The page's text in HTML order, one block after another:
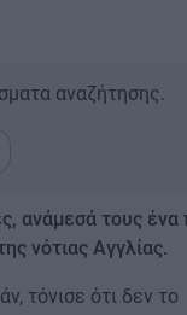
αναζήτησης.
ανάμεσά τους ένα
νότιας Αγγλίας.
τόνισε ότι δεν το